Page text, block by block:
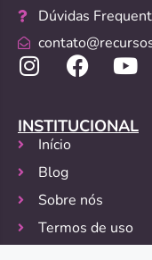
Dúvidas
INSTITUCIONAL
Início
Blog
Sobre nós
Termos de uso